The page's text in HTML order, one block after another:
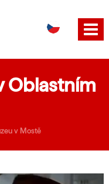
EN
Oblastním
v Mostě